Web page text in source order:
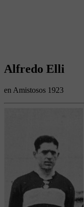
Alfredo Elli
en Amistosos 1923